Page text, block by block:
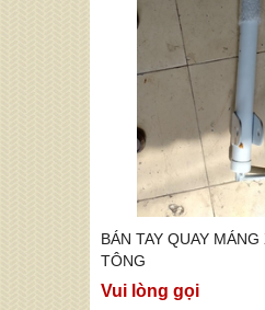
BÁN TAY QUAY
TÔNG
Vui lòng gọi